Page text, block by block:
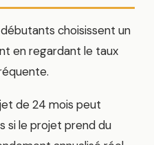
choisissent un
en regardant le taux
de 24 mois peut
si le projet prend du